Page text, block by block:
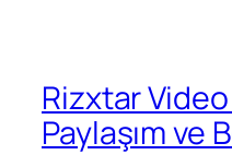
Rizxtar
Paylaşım ve